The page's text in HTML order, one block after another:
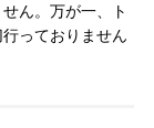
ん。万が一、ト
っておりません